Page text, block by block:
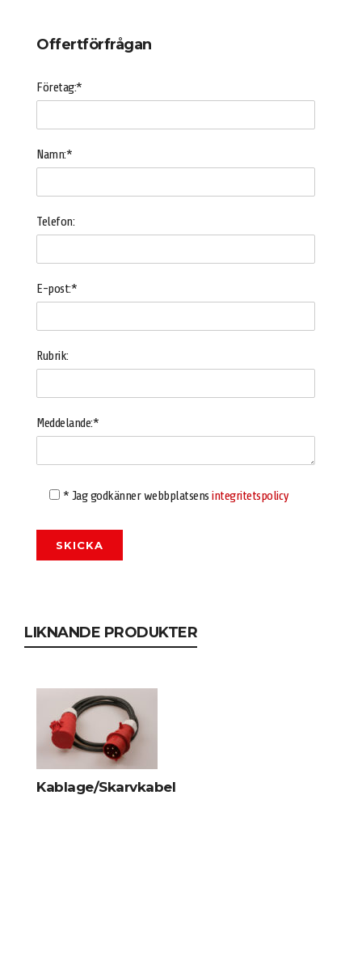
Offertförfrågan
Företag:*
Namn:*
Telefon:
E-post:*
Rubrik:
Meddelande:*
* Jag godkänner webbplatsens integritetspolicy
LIKNANDE PRODUKTER
Kablage/Skarvkabel